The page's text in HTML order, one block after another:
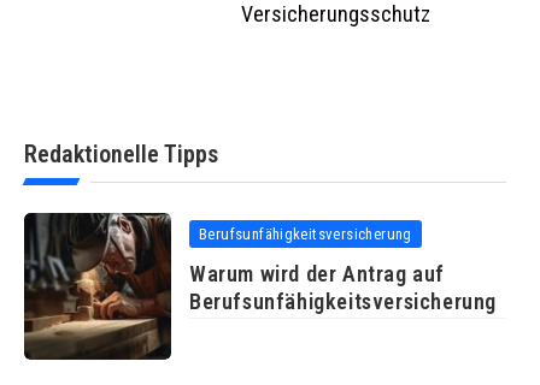
Versicherungsschutz
Redaktionelle Tipps
Berufsunfähigkeitsversicherung
Warum wird der Antrag auf
Berufsunfähigkeitsversicherung